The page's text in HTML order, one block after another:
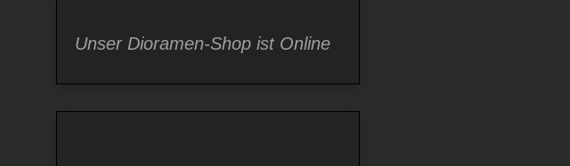
Unser Dioramen-Shop ist Online